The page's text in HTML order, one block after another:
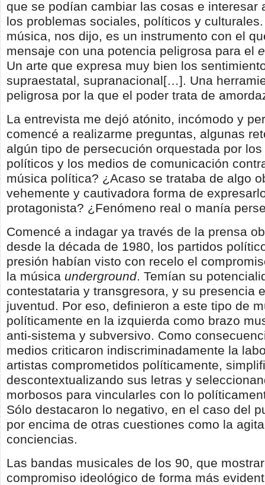
que se podían cambiar las cosas e interesar
los problemas sociales, políticos y
música, nos dijo, es un instrumento con el
mensaje con una potencia peligrosa para el
Un arte que expresa muy bien los
supraestatal, supranacional[…]. Una
peligrosa por la que el poder trata de
La entrevista me dejó atónito, incómodo y
comencé a realizarme preguntas, algunas
algún tipo de persecución orquestada por
políticos y los medios de comunicación
música política? ¿Acaso se trataba de algo
vehemente y cautivadora forma de
protagonista? ¿Fenómeno real o manía
Comencé a indagar ya través de la prensa
desde la década de 1980, los partidos
presión habían visto con recelo el
la música underground. Temían su
contestataria y transgresora, y su presencia
juventud. Por eso, definieron a este tipo de
políticamente en la izquierda como brazo
anti-sistema y subversivo. Como
medios criticaron indiscriminadamente la
artistas comprometidos políticamente,
descontextualizando sus letras y
morbosos para vincularles con lo
Sólo destacaron lo negativo, en el caso del
por encima de otras cuestiones como la
conciencias.
Las bandas musicales de los 90, que
compromiso ideológico de forma más